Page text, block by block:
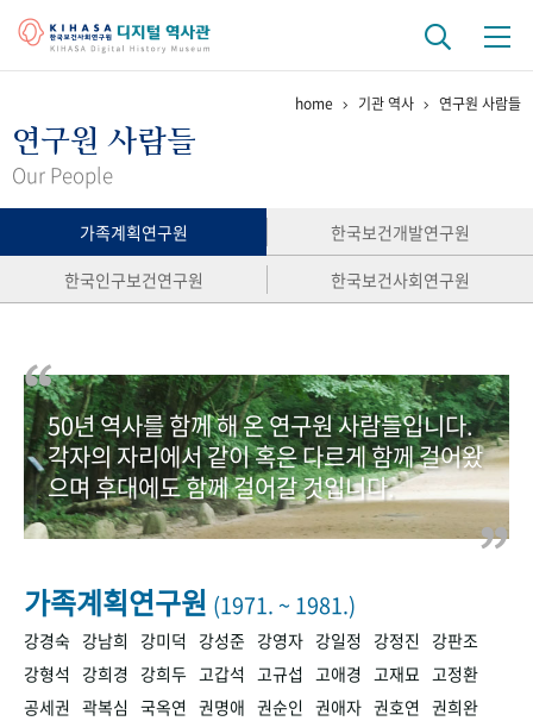
걸어온 길 기관 변천사
연구 역사
정책과 연구 키워드로 보는 연구 역사
연구자들
간행물 변천사
기록물 아카이브
사진 아카이브 문서 기록물 행정박물 영상 기록물
50+1주년 기념
+1
VR 역사관
home 기관 역사 연구원 사람들
연구원 사람들
Our People
가족계획연구원
한국보건개발연구원
한국인구보건연구원
한국보건사회연구원
50년 역사를 함께 해 온 연구원 사람들입니다.
각자의 자리에서 같이 혹은 다르게 함께 걸어왔
으며 후대에도 함께 걸어갈 것입니다.
가족계획연구원 (1971. ~ 1981.)
강경숙 강남희 강미덕 강성준 강영자 강일정 강정진
강판조
강형석
강희경 강희두 고갑석 고규섭 고애경 고재묘 고정환
공세권 곽복심 국옥연 권명애 권순인 권애자 권호연 권희완